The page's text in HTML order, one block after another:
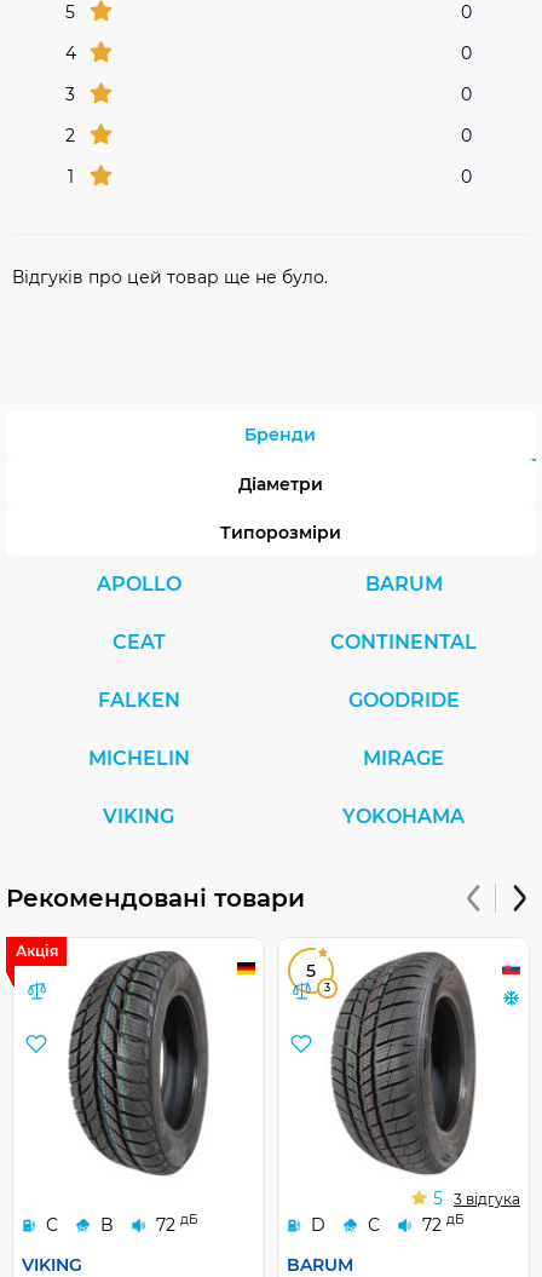
5
0
4
0
3
0
2
0
1
0
Відгуків про цей товар ще не було.
Бренди
Діаметри
Типорозміри
APOLLO BARUM
CEAT CONTINENTAL
FALKEN GOODRIDE
MICHELIN MIRAGE
VIKING YOKOHAMA
Рекомендовані товари
Акція
C B 72 дБ
VIKING
5
3
D C 72 дБ
BARUM
5 3 відгука